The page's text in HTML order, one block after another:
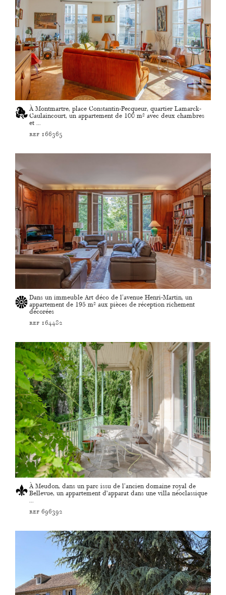
À Montmartre, place Constantin-Pecqueur, quartier Lamarck-
Caulaincourt, un appartement de 100 m² avec deux chambres
et ...
ref 166365
Dans un immeuble Art déco de l'avenue Henri-Martin, un
appartement de 195 m² aux pièces de réception richement
décorées
ref 164482
À Meudon, dans un parc issu de l'ancien domaine royal de
Bellevue, un appartement d’apparat dans une villa néoclassique
ref 696392